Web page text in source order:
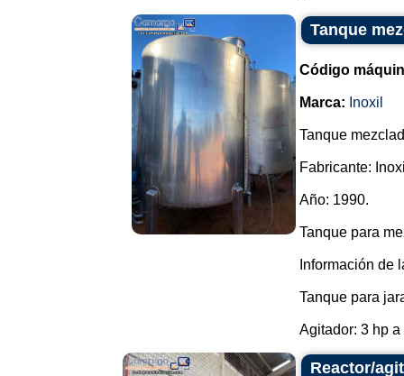
Tanque
Código
Marca: Inoxil
Tanque
Fabricante:
Año: 1990.
Tanque para
Información de
Tanque para
Agitador: 3 hp a
Reactor/